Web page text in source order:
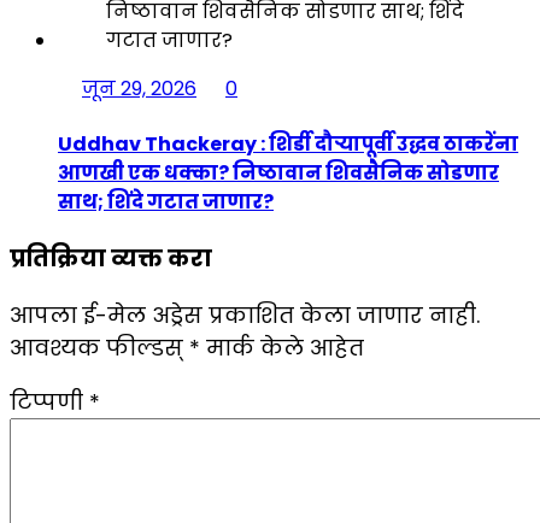
जून 29, 2026
0
Uddhav Thackeray : शिर्डी दौऱ्यापूर्वी उद्धव ठाकरेंना
आणखी एक धक्का? निष्ठावान शिवसैनिक सोडणार
साथ; शिंदे गटात जाणार?
प्रतिक्रिया व्यक्त करा
आपला ई-मेल अड्रेस प्रकाशित केला जाणार नाही.
आवश्यक फील्डस् * मार्क केले आहेत
टिप्पणी *